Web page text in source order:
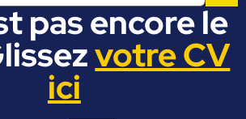
pas encore le
votre CV
ici